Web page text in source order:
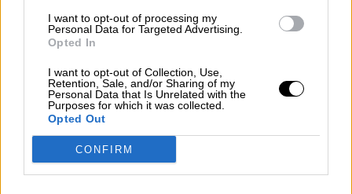
I want to opt-out of processing my
Personal Data for Targeted Advertising.
Opted In
I want to opt-out of Collection, Use,
Retention, Sale, and/or Sharing of my
Personal Data that Is Unrelated with the
Purposes for which it was collected.
Opted Out
CONFIRM
El Conflicto de Oriente Medio:
Un Nuevo Orden Autoritario
en Construcción
Geopolítica de Crisis
Por Carlos Miranda